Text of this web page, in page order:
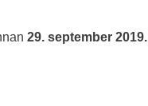
29. september 2019.